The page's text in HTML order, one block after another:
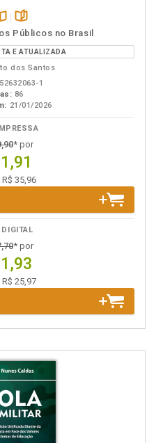
páginas
Públicos no Brasil
E ATUALIZADA
dos Santos
1
86
21/01/2026
* por
35,96
DIGITAL
* por
25,97